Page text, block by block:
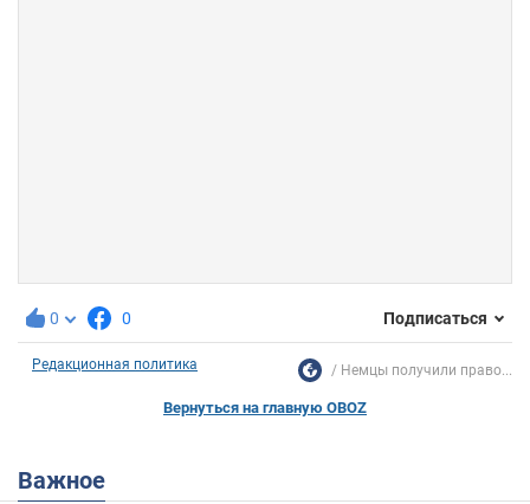
0 0 Подписаться
Редакционная политика Немцы получили право...
Вернуться на главную OBOZ
Важное